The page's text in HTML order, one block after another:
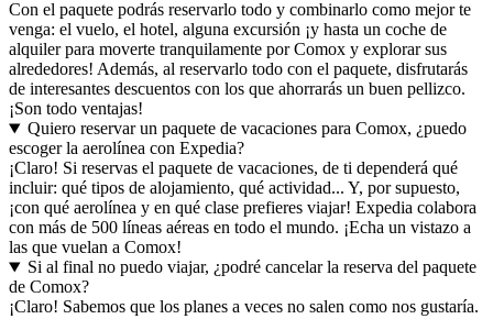
Con el paquete podrás reservarlo todo y combinarlo como mejor te
venga: el vuelo, el hotel, alguna excursión ¡y hasta un coche de
alquiler para moverte tranquilamente por Comox y explorar sus
alrededores! Además, al reservarlo todo con el paquete, disfrutarás
de interesantes descuentos con los que ahorrarás un buen pellizco.
¡Son todo ventajas!
Quiero reservar un paquete de vacaciones para Comox, ¿puedo
escoger la aerolínea con Expedia?
¡Claro! Si reservas el paquete de vacaciones, de ti dependerá qué
incluir: qué tipos de alojamiento, qué actividad... Y, por supuesto,
¡con qué aerolínea y en qué clase prefieres viajar! Expedia colabora
con más de 500 líneas aéreas en todo el mundo. ¡Echa un vistazo a
las que vuelan a Comox!
Si al final no puedo viajar, ¿podré cancelar la reserva del paquete
de Comox?
¡Claro! Sabemos que los planes a veces no salen como nos gustaría.